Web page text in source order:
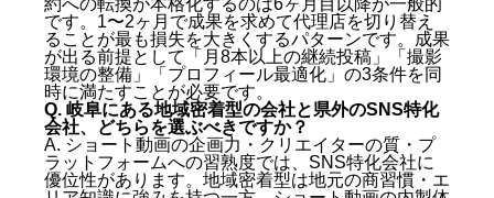
です。1〜2ヶ月で成果を求めて代理店を切り替え
ることが最も損失を大きくするパターンです。成果
が出る前提として「月8本以上の継続投稿」「撮影
環境の整備」「プロフィール最適化」の3条件を同
時に満たすことが必要です。
Q. 岐阜にある地域密着型の会社と県外のSNS特化
会社、どちらを選ぶべきですか？
A. ショート動画の企画力・クリエイターの質・プ
ラットフォームへの習熟度では、SNS特化会社に
優位性があります。地域密着型は地元の商習慣・エ